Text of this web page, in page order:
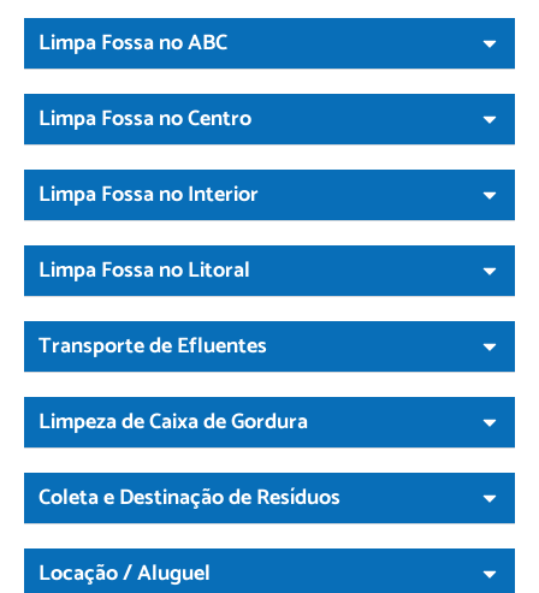
Limpa Fossa no ABC
Limpa Fossa no Centro
Limpa Fossa no Interior
Limpa Fossa no Litoral
Transporte de Efluentes
Limpeza de Caixa de Gordura
Coleta e Destinação de Resíduos
Locação / Aluguel